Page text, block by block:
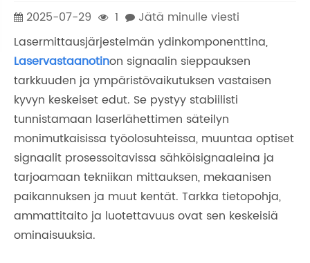
2025-07-29 1
Jätä minulle viesti
Lasermittausjärjestelmän ydinkomponenttina,
Laservastaanotinon signaalin sieppauksen
tarkkuuden ja ympäristövaikutuksen vastaisen
kyvyn keskeiset edut. Se pystyy stabiilisti
tunnistamaan laserlähettimen säteilyn
monimutkaisissa työolosuhteissa, muuntaa optiset
signaalit prosessoitavissa sähköisignaaleina ja
tarjoamaan tekniikan mittauksen, mekaanisen
paikannuksen ja muut kentät. Tarkka tietopohja,
ammattitaito ja luotettavuus ovat sen keskeisiä
ominaisuuksia.